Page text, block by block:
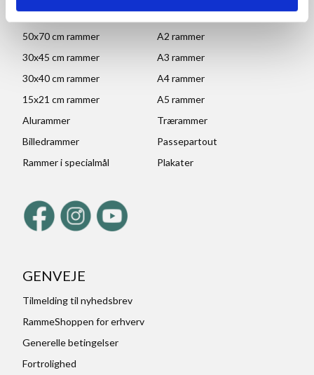
70x100 rammer
A1 rammer
50x70 cm rammer
A2 rammer
30x45 cm rammer
A3 rammer
30x40 cm rammer
A4 rammer
15x21 cm rammer
A5 rammer
Alurammer
Trærammer
Billedrammer
Passepartout
Rammer i specialmål
Plakater
GENVEJE
Tilmelding til nyhedsbrev
RammeShoppen for erhverv
Generelle betingelser
Fortrolighed